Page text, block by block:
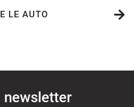
LE AUTO
newsletter